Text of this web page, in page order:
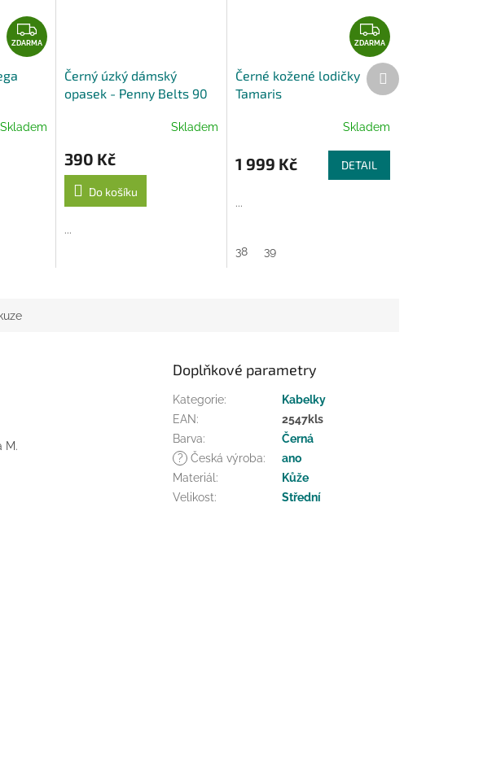
Z
D
A
ZDARMA
Skladem
Černý úzký dámský
opasek - Penny Belts 90
Skladem
390 Kč
Do košíku
...
Z
D
A
R
A
ZDARMA
Černé kožené lodičky
Tamaris
Skladem
1 999 Kč DETAIL
...
38 39
Další
produkt
M.
Doplňkové parametry
Kategorie:
Kabelky
EAN:
2547kls
Barva:
Černá
?
Česká výroba:
ano
Materiál :
Kůže
Velikost: Střední